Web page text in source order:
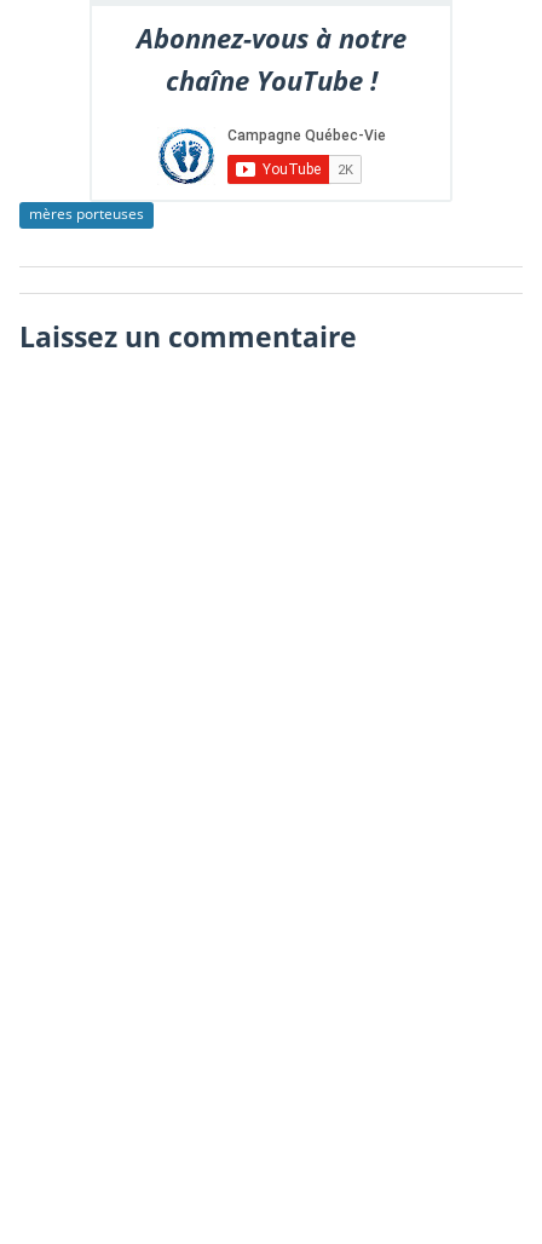
Abonnez-vous à notre
chaîne YouTube !
mères porteuses
Laissez un commentaire